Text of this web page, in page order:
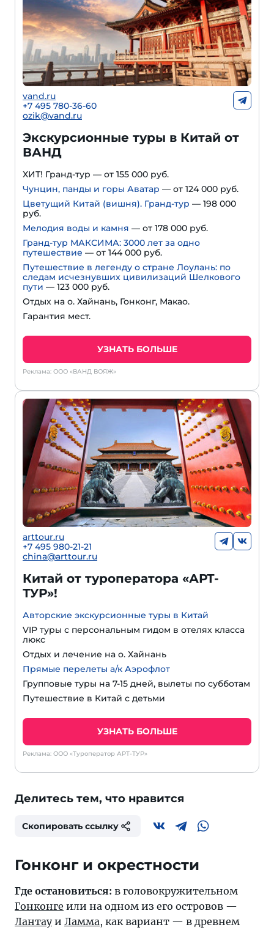
vand.ru
+7 495 780-36-60
ozik@vand.ru
Экскурсионные туры в Китай от
ВАНД
ХИТ! Гранд-тур — от 155 000 руб.
Чунцин, панды и горы Аватар — от 124 000 руб.
Цветущий Китай (вишня). Гранд-тур — 198 000
руб.
Мелодия воды и камня — от 178 000 руб.
Гранд-тур МАКСИМА: 3000 лет за одно
путешествие — от 144 000 руб.
Путешествие в легенду о стране Лоулань: по
следам исчезнувших цивилизаций Шелкового
пути — 123 000 руб.
Отдых на о. Хайнань, Гонконг, Макао.
Гарантия мест.
УЗНАТЬ БОЛЬШЕ
Реклама: ООО «ВАНД ВОЯЖ»
arttour.ru
+7 495 980-21-21
china@arttour.ru
Китай от туроператора «АРТ-
ТУР»!
Авторские экскурсионные туры в Китай
VIP туры с персональным гидом в отелях класса
люкс
Отдых и лечение на о. Хайнань
Прямые перелеты а/к Аэрофлот
Групповые туры на 7-15 дней, вылеты по субботам
Путешествие в Китай с детьми
УЗНАТЬ БОЛЬШЕ
Реклама: ООО «Туроператор АРТ-ТУР»
Делитесь тем, что нравится
Скопировать ссылку
Гонконг и окрестности
Где остановиться: в головокружительном
Гонконге или на одном из его островов —
Лантауи Ламма, как вариант — в древнем